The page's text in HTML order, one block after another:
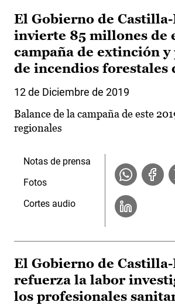
El Gobierno de
invierte 85 millones de
campaña de extinción
de incendios forestales
12 de Diciembre de 2019
Balance de la campaña de este
regionales
Notas de prensa
Fotos
Cortes audio
El Gobierno de
refuerza la labor
los profesionales